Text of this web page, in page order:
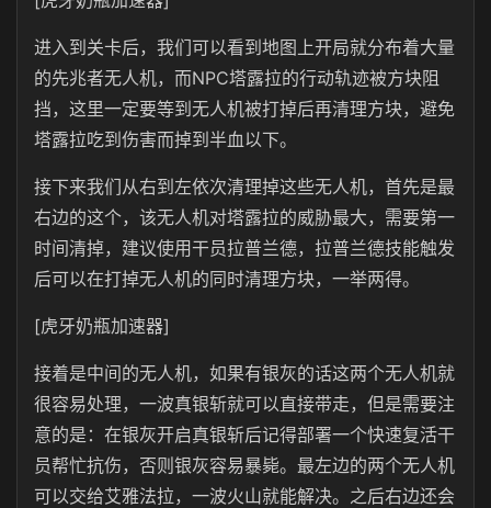
进入到关卡后，我们可以看到地图上开局就分布着大量
的先兆者无人机，而NPC塔露拉的行动轨迹被方块阻
挡，这里一定要等到无人机被打掉后再清理方块，避免
塔露拉吃到伤害而掉到半血以下。
接下来我们从右到左依次清理掉这些无人机，首先是最
右边的这个，该无人机对塔露拉的威胁最大，需要第一
时间清掉，建议使用干员拉普兰德，拉普兰德技能触发
后可以在打掉无人机的同时清理方块，一举两得。
[虎牙奶瓶加速器]
接着是中间的无人机，如果有银灰的话这两个无人机就
很容易处理，一波真银斩就可以直接带走，但是需要注
意的是：在银灰开启真银斩后记得部署一个快速复活干
员帮忙抗伤，否则银灰容易暴毙。最左边的两个无人机
可以交给艾雅法拉，一波火山就能解决。之后右边还会